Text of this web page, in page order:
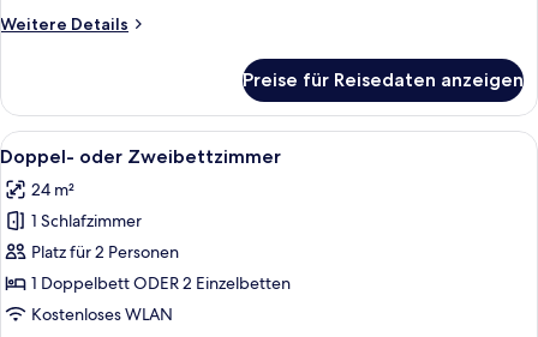
anzeigen
Weitere Details
Weitere
Doppel-
oder
-
Zweibettzimmer,
Stadtblick
Preise für Reisedaten anzeigen
Alle
Fotos
für
Doppel-
oder
Zweibettzimmer
anzeigen
Ein Hotelzimmer mit einem großen
5
Doppel- oder Zweibettzimmer
24 m²
1 Schlafzimmer
Platz für 2 Personen
1 Doppelbett ODER 2 Einzelbetten
Kostenloses WLAN